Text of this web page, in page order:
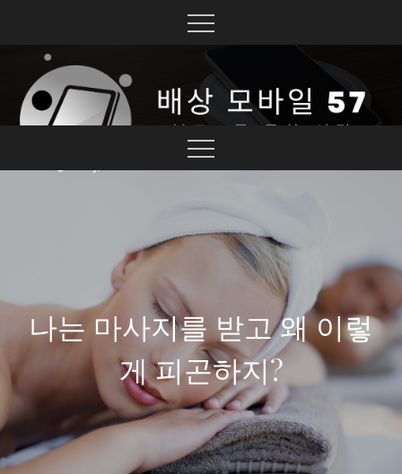
content
배상 모바일 57
블로그를 통한 연결
나는 마사지를 받고 왜 이렇
게 피곤하지?